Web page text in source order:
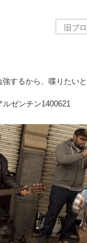
するから、喋りたい
ルゼンチン1400621